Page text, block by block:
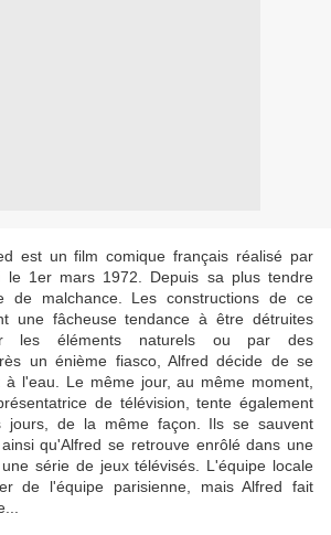
est un film comique français réalisé par
le 1er mars 1972. Depuis sa plus tendre
de malchance. Les constructions de ce
une fâcheuse tendance à être détruites
les éléments naturels ou par des
un énième fiasco, Alfred décide de se
l'eau. Le même jour, au même moment,
de télévision, tente également
de la même façon. Ils se sauvent
qu'Alfred se retrouve enrôlé dans une
série de jeux télévisés. L'équipe locale
de l'équipe parisienne, mais Alfred fait